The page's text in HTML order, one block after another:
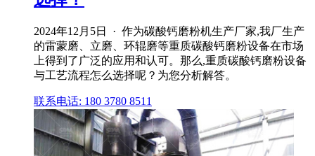
2024年12月5日 · 作为碳酸钙磨粉机生产厂家,我厂生产
的雷蒙磨、立磨、环辊磨等重质碳酸钙磨粉设备在市场
上得到了广泛的应用和认可。那么,重质碳酸钙磨粉设备
与工艺流程怎么选择呢？为您分析解答。
联系电话: 180 3780 8511